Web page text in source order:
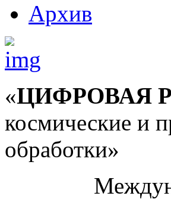
Архив
«ЦИФРОВАЯ
космические и
обработки»